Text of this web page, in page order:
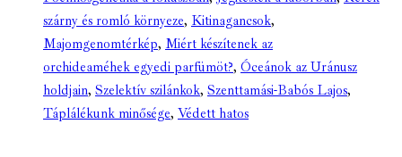
szárny és romló környeze, Kitinagancsok,
Majomgenomtérkép, Miért készítenek az
orchideaméhek egyedi parfümöt?, Óceánok az Uránusz
holdjain, Szelektív szilánkok, Szenttamási-Babós Lajos,
Táplálékunk minősége, Védett hatos